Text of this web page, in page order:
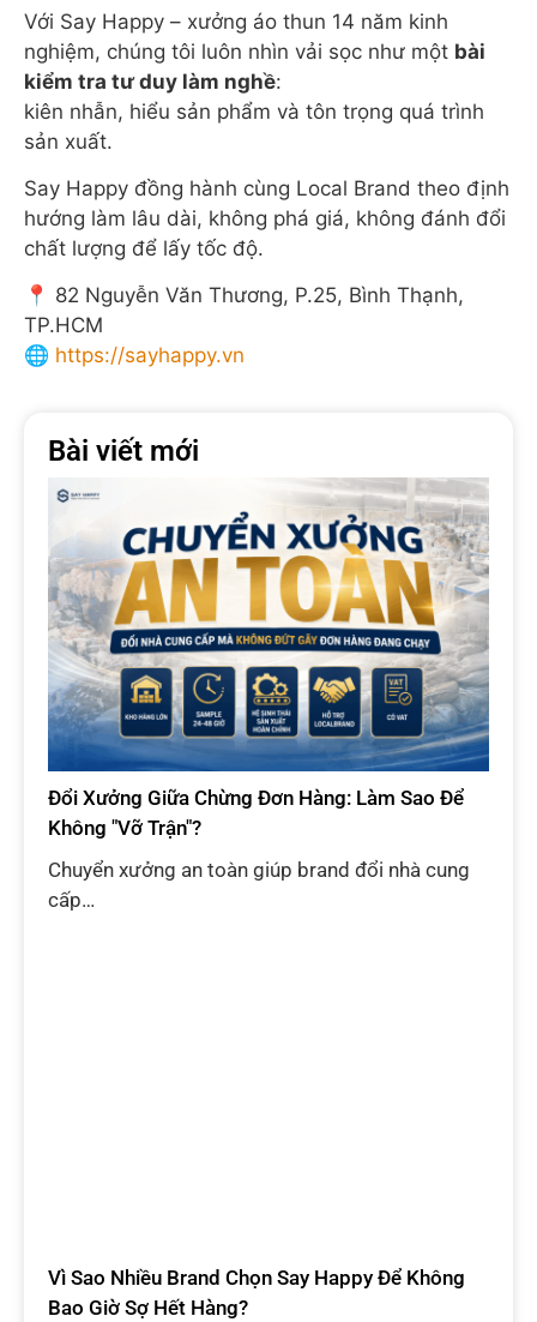
Với Say Happy – xưởng áo thun 14 năm kinh
nghiệm, chúng tôi luôn nhìn vải sọc như một bài
kiểm tra tư duy làm nghề:
kiên nhẫn, hiểu sản phẩm và tôn trọng quá trình
sản xuất.
Say Happy đồng hành cùng Local Brand theo định
hướng làm lâu dài, không phá giá, không đánh đổi
chất lượng để lấy tốc độ.
📍 82 Nguyễn Văn Thương, P.25, Bình Thạnh,
TP.HCM
🌐 https://sayhappy.vn
Bài viết mới
Đổi Xưởng Giữa Chừng Đơn Hàng: Làm Sao Để
Không "Vỡ Trận"?
Chuyển xưởng an toàn giúp brand đổi nhà cung
cấp…
Vì Sao Nhiều Brand Chọn Say Happy Để Không
Bao Giờ Sợ Hết Hàng?